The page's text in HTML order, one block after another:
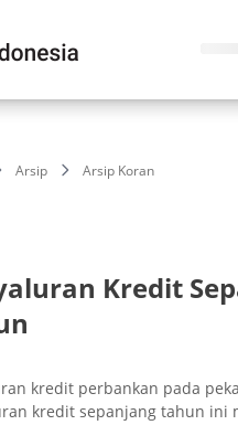
Arsip Arsip Koran
Kredit
kredit perbankan pada
kredit sepanjang tahun ini